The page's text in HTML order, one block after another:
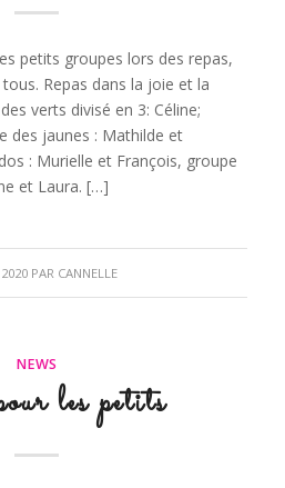
petits groupes lors des repas,
Repas dans la joie et la
verts divisé en 3: Céline;
des jaunes : Mathilde et
: Murielle et François, groupe
et Laura. […]
PAR CANNELLE
NEWS
les petits